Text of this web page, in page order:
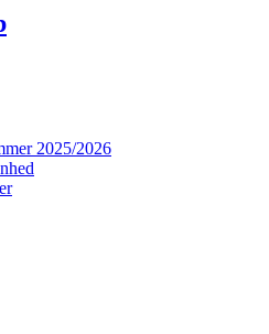
2025/2026